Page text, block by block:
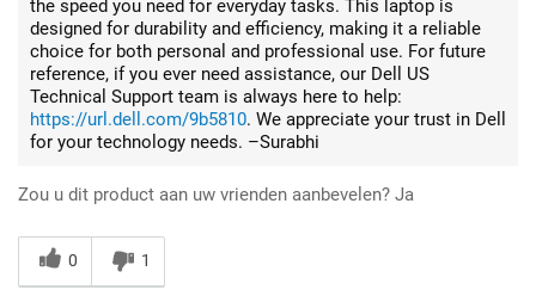
the speed you need for everyday tasks. This laptop is
designed for durability and efficiency, making it a reliable
choice for both personal and professional use. For future
reference, if you ever need assistance, our Dell US
Technical Support team is always here to help:
https://url.dell.com/9b5810. We appreciate your trust in Dell
for your technology needs. –Surabhi
Zou u dit product aan uw vrienden aanbevelen? Ja
0 1